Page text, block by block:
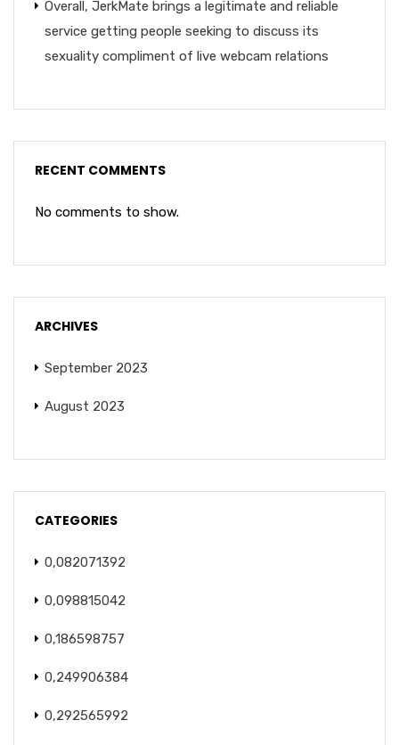
Overall, JerkMate brings a legitimate and reliable
service getting people seeking to discuss its
sexuality compliment of live webcam relations
RECENT COMMENTS
No comments to show.
ARCHIVES
September 2023
August 2023
CATEGORIES
0,082071392
0,098815042
0,186598757
0,249906384
0,292565992